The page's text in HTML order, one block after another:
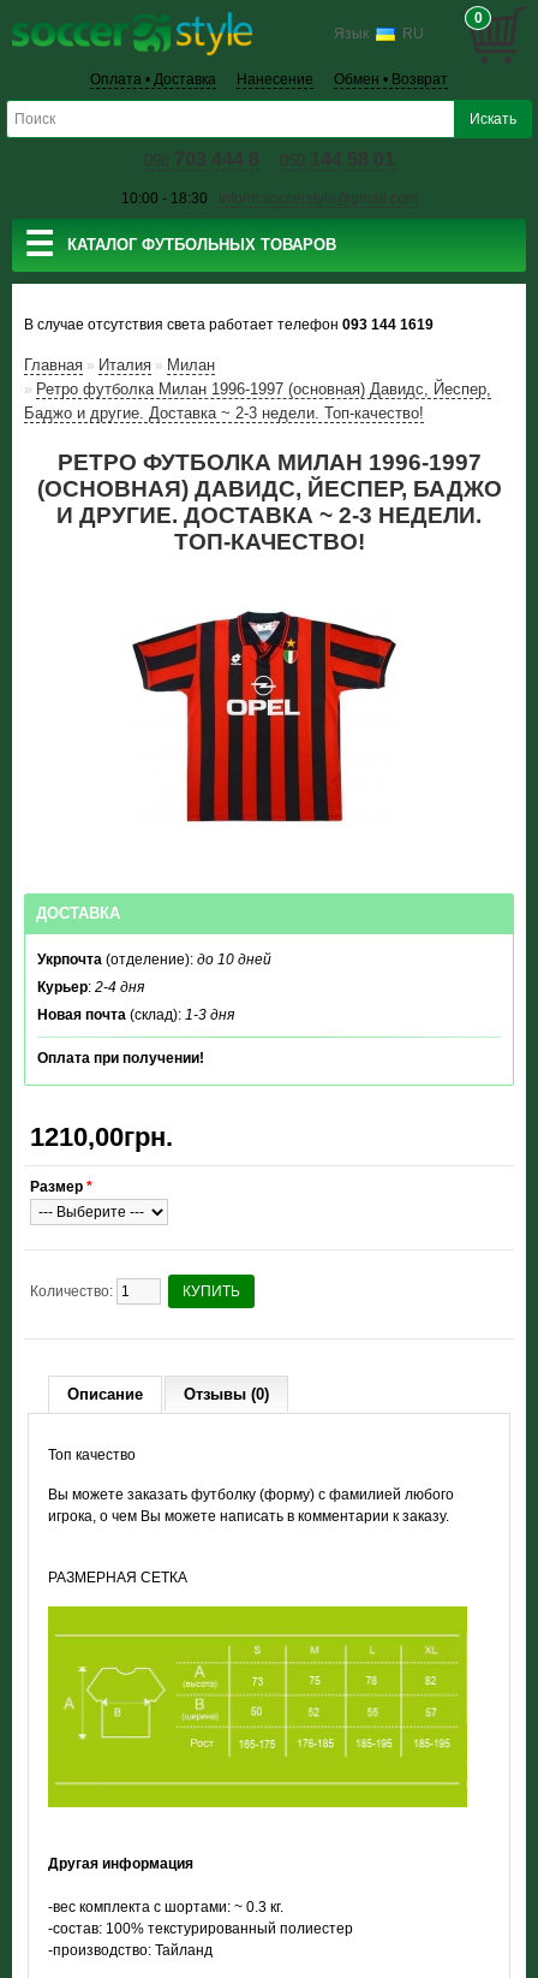
Язык RU
0
Оплата • Доставка Нанесение Обмен • Возврат
098 703 444 8 050 144 58 01
10:00 - 18:30 inform.soccerstyle@gmail.com
☰ КАТАЛОГ ФУТБОЛЬНЫХ ТОВАРОВ
В случае отсутствия света работает телефон 093 144 1619
Главная » Италия » Милан
» Ретро футболка Милан 1996-1997 (основная) Давидс, Йеспер,
Баджо и другие. Доставка ~ 2-3 недели. Топ-качество!
РЕТРО ФУТБОЛКА МИЛАН 1996-1997
(ОСНОВНАЯ) ДАВИДС, ЙЕСПЕР, БАДЖО
И ДРУГИЕ. ДОСТАВКА ~ 2-3 НЕДЕЛИ.
ТОП-КАЧЕСТВО!
ДОСТАВКА
Укрпочта (отделение): до 10 дней
Курьер: 2-4 дня
Новая почта (склад): 1-3 дня
Оплата при получении!
1210,00грн.
Размер *
Количество: КУПИТЬ
Описание Отзывы (0)
Топ качество
Вы можете заказать футболку (форму) с фамилией любого
игрока, о чем Вы можете написать в комментарии к заказу.
РАЗМЕРНАЯ СЕТКА
Другая информация
-вес комплекта с шортами: ~ 0.3 кг.
-состав: 100% текстурированный полиестер
-производство: Тайланд